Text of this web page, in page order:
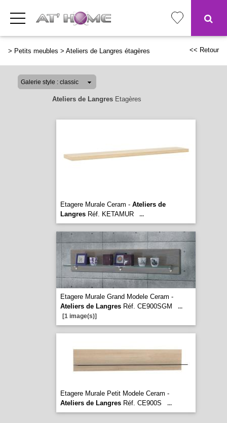
> Petits meubles > Ateliers de Langres étagères << Retour
Ateliers de LangresEtagères
Etagere Murale Ceram - Ateliers de
LangresRéf. KETAMUR ...
Etagere Murale Grand Modele Ceram -
Ateliers de LangresRéf. CE900SGM
...
[1 image(s)]
Etagere Murale Petit Modele Ceram -
Ateliers de LangresRéf. CE900S ...